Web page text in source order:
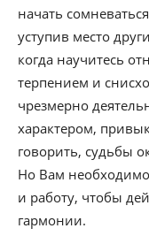
начать
уступив место
когда научитесь
терпением и
чрезмерно
характером,
говорить, судьбы
Но Вам
и работу, чтобы
гармонии.